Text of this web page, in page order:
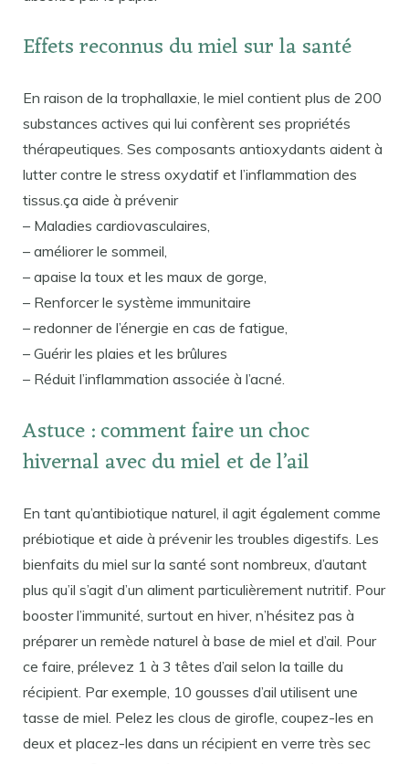
Effets reconnus du miel sur la santé
En raison de la trophallaxie, le miel contient plus de 200
substances actives qui lui confèrent ses propriétés
thérapeutiques. Ses composants antioxydants aident à
lutter contre le stress oxydatif et l’inflammation des
tissus.ça aide à prévenir
– Maladies cardiovasculaires,
– améliorer le sommeil,
– apaise la toux et les maux de gorge,
– Renforcer le système immunitaire
– redonner de l’énergie en cas de fatigue,
– Guérir les plaies et les brûlures
– Réduit l’inflammation associée à l’acné.
Astuce : comment faire un choc
hivernal avec du miel et de l’ail
En tant qu’antibiotique naturel, il agit également comme
prébiotique et aide à prévenir les troubles digestifs. Les
bienfaits du miel sur la santé sont nombreux, d’autant
plus qu’il s’agit d’un aliment particulièrement nutritif. Pour
booster l’immunité, surtout en hiver, n’hésitez pas à
préparer un remède naturel à base de miel et d’ail. Pour
ce faire, prélevez 1 à 3 têtes d’ail selon la taille du
récipient. Par exemple, 10 gousses d’ail utilisent une
tasse de miel. Pelez les clous de girofle, coupez-les en
deux et placez-les dans un récipient en verre très sec